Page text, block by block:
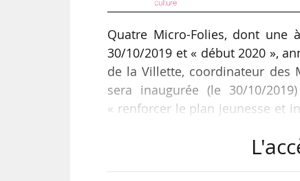
Quatre Micro-Folies, dont une
30/10/2019 et « début 2020 »,
de la Villette, coordinateur des
sera inaugurée (le 30/10/
« renforcer le plan jeunesse et